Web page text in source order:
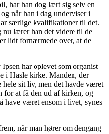
har han dog lært sig selv en
når han i dag underviser i
særlige kvalifikationer til det.
nu lærer han det videre til de
lidt fornærmede over, at de
har oplevet som organist
i Hasle kirke. Manden, der
hele sit liv, men det havde været
for at få den ud af kirken, og
have været ensom i livet, synes
når man hører om dengang